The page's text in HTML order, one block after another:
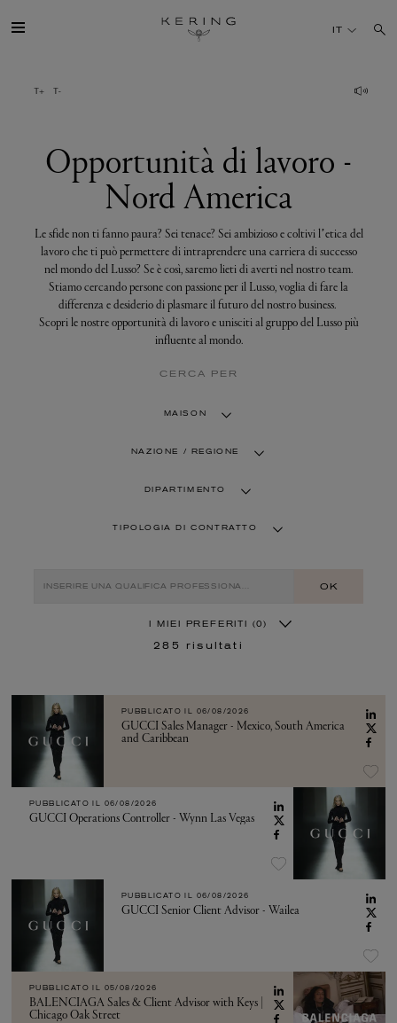
lavoro
TALENTI
SOSTENIBILITÀ
FINANCE
MEDIA
IT
Opportunità di lavoro -
Nord America
Le sfide non ti fanno paura? Sei tenace? Sei ambizioso e coltivi l’etica del
lavoro che ti può permettere di intraprendere una carriera di successo
nel mondo del Lusso? Se è così, saremo lieti di averti nel nostro team.
Stiamo cercando persone con passione per il Lusso, voglia di fare la
differenza e desiderio di plasmare il futuro del nostro business.
Scopri le nostre opportunità di lavoro e unisciti al gruppo del Lusso più
influente al mondo.
CERCA PER
MAISON
NAZIONE / REGIONE
DIPARTIMENTO
TIPOLOGIA DI CONTRATTO
OK
I MIEI PREFERITI (0)
285 risultati
PUBBLICATO IL 06/08/2026
GUCCI Sales Manager - Mexico, South America
and Caribbean
PUBBLICATO IL 06/08/2026
GUCCI Operations Controller - Wynn Las Vegas
PUBBLICATO IL 06/08/2026
GUCCI Senior Client Advisor - Wailea
PUBBLICATO IL 05/08/2026
BALENCIAGA Sales & Client Advisor with Keys |
Chicago Oak Street